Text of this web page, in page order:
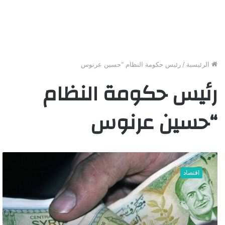
الرئيسية / رئيس حكومة النظام “حسين عرنوس
رئيس حكومة النظام
“حسين عرنوس
خ
ب
م
و
اقتصاد